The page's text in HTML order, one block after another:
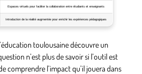
Espaces virtuels pour faciliter la collaboration entre étudiants et enseignants
Introduction de la réalité augmentée pour enrichir les expériences pédagogiques
toulousaine découvre un
n’est plus de savoir si l’outil est
comprendre l’impact qu’il jouera dans